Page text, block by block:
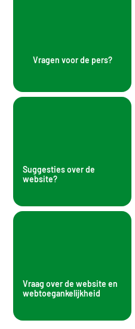
Vragen voor de pers?
Suggesties over de
website?
Vraag over de website en
webtoegankelijkheid